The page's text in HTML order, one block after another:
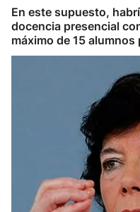
En este supuesto,
docencia presencial
máximo de 15 alumnos